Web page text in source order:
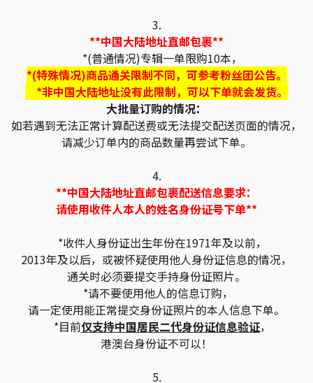
3.
**中国大陆地址直邮包裹**
*(普通情况)专辑一单限购10本，
*(特殊情况)商品通关限制不同，可参考粉丝团公告。
*非中国大陆地址没有此限制，可以下单就会发货。
大批量订购的情况：
如若遇到无法正常计算配送费或无法提交配送页面的情况，
请减少订单内的商品数量再尝试下单。
4.
**中国大陆地址直邮包裹配送信息要求：
请使用收件人本人的姓名身份证号下单**
*收件人身份证出生年份在1971年及以前，
2013年及以后，或被怀疑使用他人身份证信息的情况，
通关时必须要提交手持身份证照片。
*请不要使用他人的信息订购，
请一定使用能正常提交身份证照片的本人信息下单。
*目前仅支持中国居民二代身份证信息验证，
港澳台身份证不可以！
5.